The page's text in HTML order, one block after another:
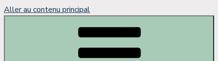
Aller au contenu principal